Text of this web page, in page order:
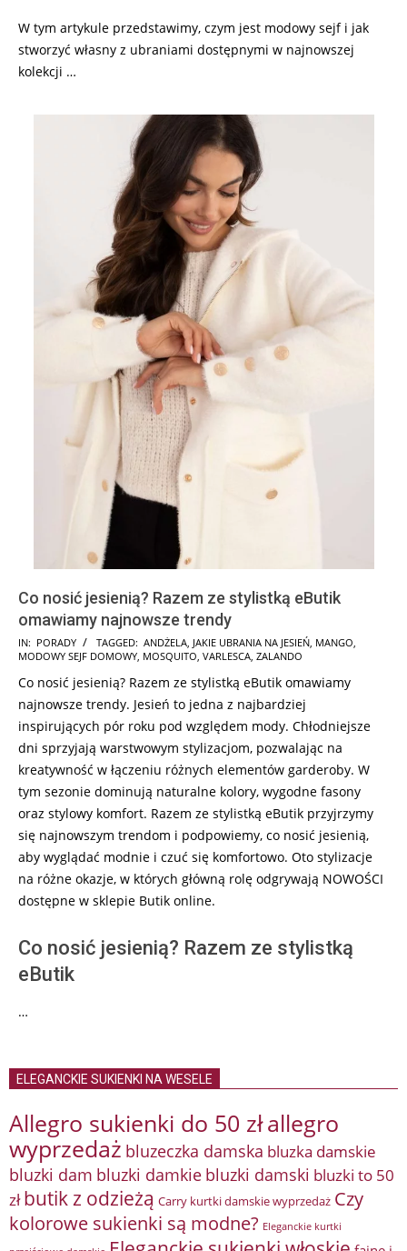
W tym artykule przedstawimy, czym jest modowy sejf i jak
stworzyć własny z ubraniami dostępnymi w najnowszej
kolekcji …
Co nosić jesienią? Razem ze stylistką eButik
omawiamy najnowsze trendy
2024-
10-
24
IN: PORADY TAGGED: ANDŻELA JAKIE UBRANIA NA JESIEŃ MANGO
MODOWY SEJF DOMOWY MOSQUITO VARLESCA ZALANDO
Co nosić jesienią? Razem ze stylistką eButik omawiamy
najnowsze trendy. Jesień to jedna z najbardziej
inspirujących pór roku pod względem mody. Chłodniejsze
dni sprzyjają warstwowym stylizacjom, pozwalając na
kreatywność w łączeniu różnych elementów garderoby. W
tym sezonie dominują naturalne kolory, wygodne fasony
oraz stylowy komfort. Razem ze stylistką eButik przyjrzymy
się najnowszym trendom i podpowiemy, co nosić jesienią,
aby wyglądać modnie i czuć się komfortowo. Oto stylizacje
na różne okazje, w których główną rolę odgrywają NOWOŚCI
dostępne w sklepie Butik online.
Co nosić jesienią? Razem ze stylistką
eButik
…
ELEGANCKIE SUKIENKI NA WESELE
Allegro sukienki do 50 złallegro
wyprzedaż bluzeczka damska bluzka damskie
bluzki dam bluzki damkie bluzki damski bluzki to 50
zł butik z odzieżą Carry kurtki damskie wyprzedaż Czy
kolorowe sukienki są modne? Eleganckie kurtki